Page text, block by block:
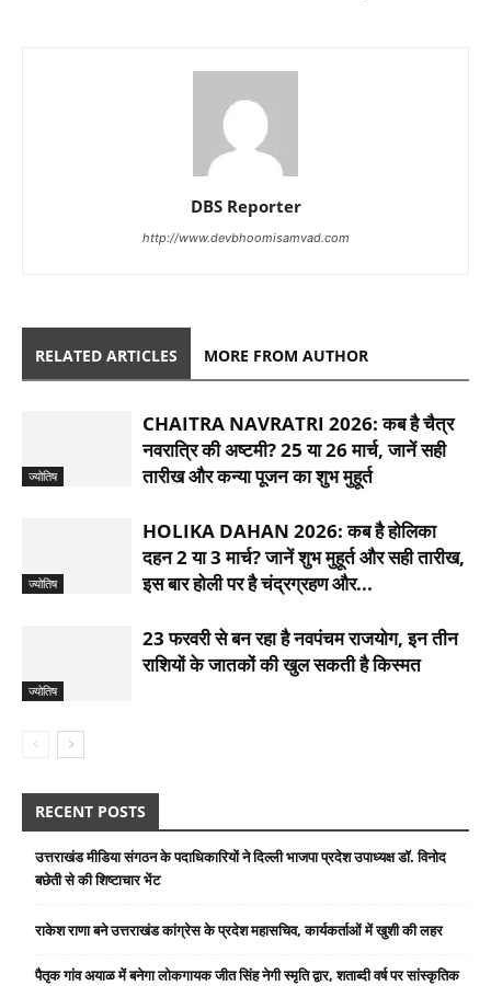
DBS Reporter
http://www.devbhoomisamvad.com
RELATED ARTICLES MORE FROM AUTHOR
ज्योतिष
CHAITRA NAVRATRI 2026: कब है चैत्र
नवरात्रि की अष्टमी? 25 या 26 मार्च, जानें सही
तारीख और कन्या पूजन का शुभ मुहूर्त
ज्योतिष
HOLIKA DAHAN 2026: कब है होलिका
दहन 2 या 3 मार्च? जानें शुभ मुहूर्त और सही तारीख,
इस बार होली पर है चंद्रग्रहण और...
ज्योतिष
23 फरवरी से बन रहा है नवपंचम राजयोग, इन तीन
राशियों के जातकों की खुल सकती है किस्मत
RECENT POSTS
उत्तराखंड मीडिया संगठन के पदाधिकारियों ने दिल्ली भाजपा प्रदेश उपाध्यक्ष डॉ. विनोद
बछेती से की शिष्टाचार भेंट
राकेश राणा बने उत्तराखंड कांग्रेस के प्रदेश महासचिव, कार्यकर्ताओं में खुशी की लहर
पैतृक गांव अयाळ में बनेगा लोकगायक जीत सिंह नेगी स्मृति द्वार, शताब्दी वर्ष पर सांस्कृतिक